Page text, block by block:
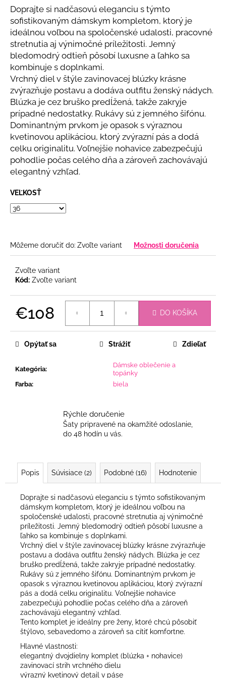
5
hviezdičiek.
Doprajte si nadčasovú eleganciu s týmto
sofistikovaným dámskym kompletom, ktorý je
ideálnou voľbou na spoločenské udalosti, pracovné
stretnutia aj výnimočné príležitosti. Jemný
bledomodrý odtieň pôsobí luxusne a ľahko sa
kombinuje s doplnkami.
Vrchný diel v štýle zavinovacej blúzky krásne
zvýrazňuje postavu a dodáva outfitu ženský nádych.
Blúzka je cez bruško predĺžená, takže zakryje
prípadné nedostatky. Rukávy sú z jemného šifónu.
Dominantným prvkom je opasok s výraznou
kvetinovou aplikáciou, ktorý zvýrazní pás a dodá
celku originalitu. Voľnejšie nohavice zabezpečujú
pohodlie počas celého dňa a zároveň zachovávajú
elegantný vzhľad.
VEĽKOSŤ
Môžeme doručiť do: Zvoľte variant Možnosti doručenia
Zvoľte variant
Kód: Zvoľte variant
€108 DO KOŠÍKA
Kategória:
Dámske oblečenie a
topánky
Farba: biela
Opýtať sa Strážiť Zdieľať
Rýchle doručenie
Šaty pripravené na okamžité odoslanie,
do 48 hodín u vás.
Popis Súvisiace (2) Podobné (16) Hodnotenie
Doprajte si nadčasovú eleganciu s týmto sofistikovaným
dámskym kompletom, ktorý je ideálnou voľbou na
spoločenské udalosti, pracovné stretnutia aj výnimočné
príležitosti. Jemný bledomodrý odtieň pôsobí luxusne a
ľahko sa kombinuje s doplnkami.
Vrchný diel v štýle zavinovacej blúzky krásne zvýrazňuje
postavu a dodáva outfitu ženský nádych. Blúzka je cez
bruško predĺžená, takže zakryje prípadné nedostatky.
Rukávy sú z jemného šifónu. Dominantným prvkom je
opasok s výraznou kvetinovou aplikáciou, ktorý zvýrazní
pás a dodá celku originalitu. Voľnejšie nohavice
zabezpečujú pohodlie počas celého dňa a zároveň
zachovávajú elegantný vzhľad.
Tento komplet je ideálny pre ženy, ktoré chcú pôsobiť
štýlovo, sebavedomo a zároveň sa cítiť komfortne.
Hlavné vlastnosti:
elegantný dvojdielny komplet (blúzka + nohavice)
zavinovací strih vrchného dielu
výrazný kvetinový detail v páse
a
m
e
CYKLÁMENOVÉ
VZOROVANÉ
ŠIFÓNOVÉ
ŠATY
S
OPASKOM
€79